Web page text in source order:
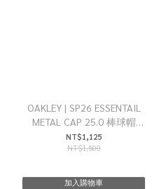
OAKLEY | SP26 ESSENTAIL
METAL CAP 25.0 棒球帽
"BLACK OUT"
NT$1,125
NT$1,500
加入購物車